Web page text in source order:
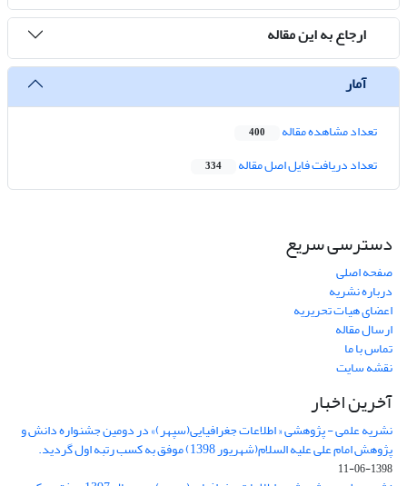
ارجاع به این مقاله
آمار
تعداد مشاهده مقاله 400
تعداد دریافت فایل اصل مقاله 334
دسترسی سریع
صفحه اصلی
درباره نشریه
اعضای هیات تحریریه
ارسال مقاله
تماس با ما
نقشه سایت
آخرین اخبار
نشریه علمی - پژوهشی « اطلاعات جغرافیایی(سپهر)» در دومین جشنواره دانش و
پژوهش امام علی علیه السلام(شهریور 1398) موفق به کسب رتبه اول گردید.
1398-06-11